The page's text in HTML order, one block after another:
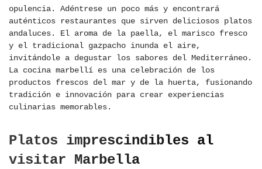
opulencia. Adéntrese un poco más y encontrará
auténticos restaurantes que sirven deliciosos platos
andaluces. El aroma de la paella, el marisco fresco
y el tradicional gazpacho inunda el aire,
invitándole a degustar los sabores del Mediterráneo.
La cocina marbellí es una celebración de los
productos frescos del mar y de la huerta, fusionando
tradición e innovación para crear experiencias
culinarias memorables.
Platos imprescindibles al
visitar Marbella